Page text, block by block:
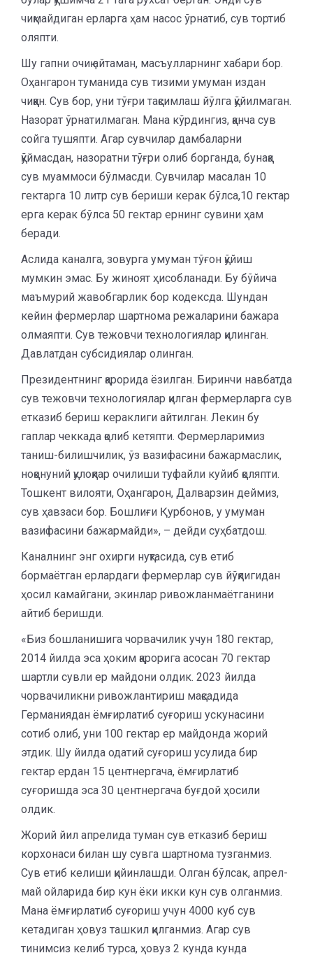
чиқмайдиган ерларга ҳам насос ўрнатиб, сув тортиб
оляпти.
Шу гапни очиқ айтаман, масъулларнинг хабари бор.
Оҳангарон туманида сув тизими умуман издан
чиққан. Сув бор, уни тўғри тақсимлаш йўлга қўйилмаган.
Назорат ўрнатилмаган. Мана кўрдингиз, қанча сув
сойга тушяпти. Агар сувчилар дамбаларни
қўймасдан, назоратни тўғри олиб борганда, бунақа
сув муаммоси бўлмасди. Сувчилар масалан 10
гектарга 10 литр сув бериши керак бўлса,10 гектар
ерга керак бўлса 50 гектар ернинг сувини ҳам
беради.
Аслида каналга, зовурга умуман тўғон қўйиш
мумкин эмас. Бу жиноят ҳисобланади. Бу бўйича
маъмурий жавобгарлик бор кодексда. Шундан
кейин фермерлар шартнома режаларини бажара
олмаяпти. Сув тежовчи технологиялар қилинган.
Давлатдан субсидиялар олинган.
Президентнинг қарорида ёзилган. Биринчи навбатда
сув тежовчи технологиялар қилган фермерларга сув
етказиб бериш кераклиги айтилган. Лекин бу
гаплар чеккада қолиб кетяпти. Фермерларимиз
таниш-билишчилик, ўз вазифасини бажармаслик,
ноқонуний қулоқлар очилиши туфайли куйиб қоляпти.
Тошкент вилояти, Оҳангарон, Далварзин деймиз,
сув ҳавзаси бор. Бошлиғи Қурбонов, у умуман
вазифасини бажармайди», – дейди суҳбатдош.
Каналнинг энг охирги нуқтасида, сув етиб
бормаётган ерлардаги фермерлар сув йўқлигидан
ҳосил камайгани, экинлар ривожланмаётганини
айтиб беришди.
«Биз бошланишига чорвачилик учун 180 гектар,
2014 йилда эса ҳоким қарорига асосан 70 гектар
шартли сувли ер майдони олдик. 2023 йилда
чорвачиликни ривожлантириш мақсадида
Германиядан ёмғирлатиб суғориш ускунасини
сотиб олиб, уни 100 гектар ер майдонда жорий
этдик. Шу йилда одатий суғориш усулида бир
гектар ердан 15 центнергача, ёмғирлатиб
суғоришда эса 30 центнергача буғдой ҳосили
олдик.
Жорий йил апрелида туман сув етказиб бериш
корхонаси билан шу сувга шартнома тузганмиз.
Сув етиб келиши қийинлашди. Олган бўлсак, апрел-
май ойларида бир кун ёки икки кун сув олганмиз.
Мана ёмғирлатиб суғориш учун 4000 куб сув
кетадиган ҳовуз ташкил қилганмиз. Агар сув
тинимсиз келиб турса, ҳовуз 2 кунда кунда